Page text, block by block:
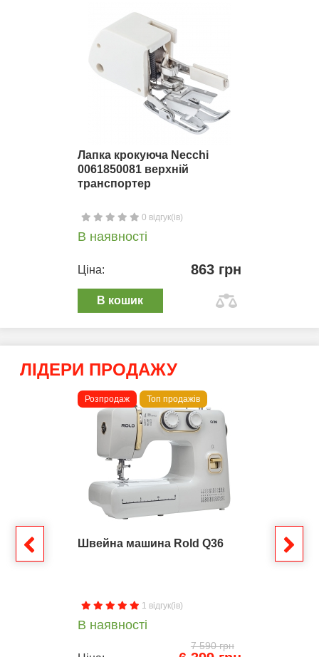
Лапка крокуюча Necchi
0061850081 верхній
транспортер
0 відгук(ів)
В наявності
Ціна: 863 грн
В кошик
ЛІДЕРИ ПРОДАЖУ
Розпродаж Топ продажів
Швейна машина Rold Q36
1 відгук(ів)
В наявності
7 590 грн